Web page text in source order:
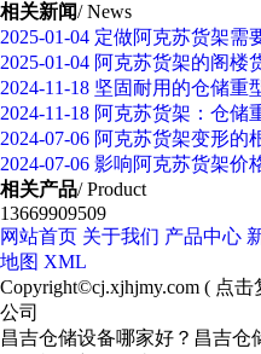
相关新闻/ News
2025-01-04 定做阿克苏货架需
2025-01-04 阿克苏货架的阁楼
2024-11-18 坚固耐用的仓储重
2024-11-18 阿克苏货架：仓储
2024-07-06 阿克苏货架变形的
2024-07-06 影响阿克苏货架价
相关产品/ Product
13669909509
网站首页 关于我们 产品中心
地图 XML
Copyright©cj.xjhjmy.com ( 点击
公司
昌吉仓储设备哪家好？昌吉